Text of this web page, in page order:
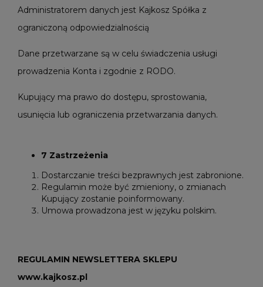
Administratorem danych jest Kajkosz Spółka z
ograniczoną odpowiedzialnością
Dane przetwarzane są w celu świadczenia usługi
prowadzenia Konta i zgodnie z RODO.
Kupujący ma prawo do dostępu, sprostowania,
usunięcia lub ograniczenia przetwarzania danych.
7 Zastrzeżenia
Dostarczanie treści bezprawnych jest zabronione.
Regulamin może być zmieniony, o zmianach
Kupujący zostanie poinformowany.
Umowa prowadzona jest w języku polskim.
REGULAMIN NEWSLETTERA SKLEPU
www.kajkosz.pl